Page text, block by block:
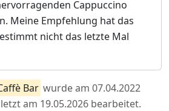
Cappuccino
Meine Empfehlung hat das
nicht das letzte Mal
Bar wurde am 07.04.2022
am 19.05.2026 bearbeitet.